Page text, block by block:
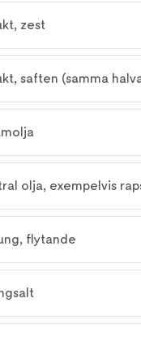
zest
saften (samma
olja, exempelvis
flytande